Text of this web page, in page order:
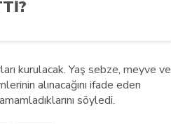
kurulacak. Yaş sebze, meyve ve
alınacağını ifade eden
söyledi.